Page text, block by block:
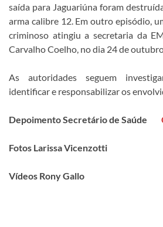
saída para Jaguariúna foram
arma calibre 12. Em outro episódio,
criminoso atingiu a secretaria da
Carvalho Coelho, no dia 24 de
As autoridades seguem
identificar e responsabilizar os
Depoimento Secretário de Saúde
Fotos Larissa Vicenzotti
Vídeos Rony Gallo